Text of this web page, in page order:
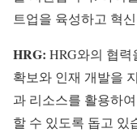
트업을 육성하고 혁
HRG: HRG와의 협
확보와 인재 개발을
과 리소스를 활용하
할 수 있도록 돕고 있